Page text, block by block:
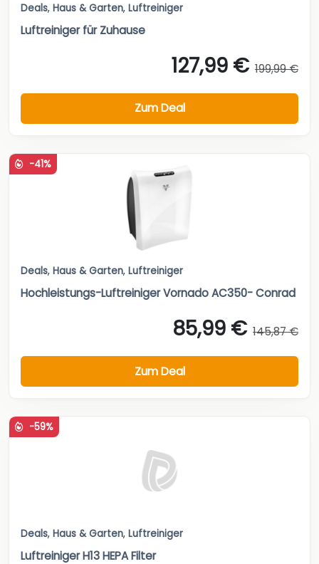
Deals, Haus & Garten, Luftreiniger
Luftreiniger für Zuhause
127,99 € 199,99 €
Zum Deal
-41%
Deals, Haus & Garten, Luftreiniger
Hochleistungs-Luftreiniger Vornado AC350- Conrad
85,99 € 145,87 €
Zum Deal
-59%
Deals, Haus & Garten, Luftreiniger
Luftreiniger H13 HEPA Filter